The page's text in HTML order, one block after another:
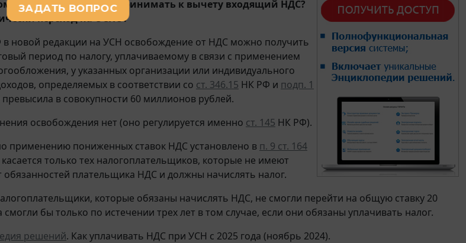
случае можно будет принимать к вычету входящий НДС?
переход на ОСНО?
новой редакции на УСН освобождение от НДС можно получить
период по налогу, уплачиваемому в связи с применением
у указанных организации или индивидуального
определяемых в соответствии со ст. 346.15 НК РФ и подп. 1
в совокупности 60 миллионов рублей.
освобождения нет (оно регулируется именно ст. 145 НК РФ).
применению пониженных ставок НДС установлено в п. 9 ст. 164
только тех налогоплательщиков, которые не имеют
плательщика НДС и должны начислять налог.
которые обязаны начислять НДС, не смогли перейти на общую ставку 20
бы только по истечении трех лет в том случае, если они обязаны уплачивать налог.
решений. Как уплачивать НДС при УСН с 2025 года (ноябрь 2024).